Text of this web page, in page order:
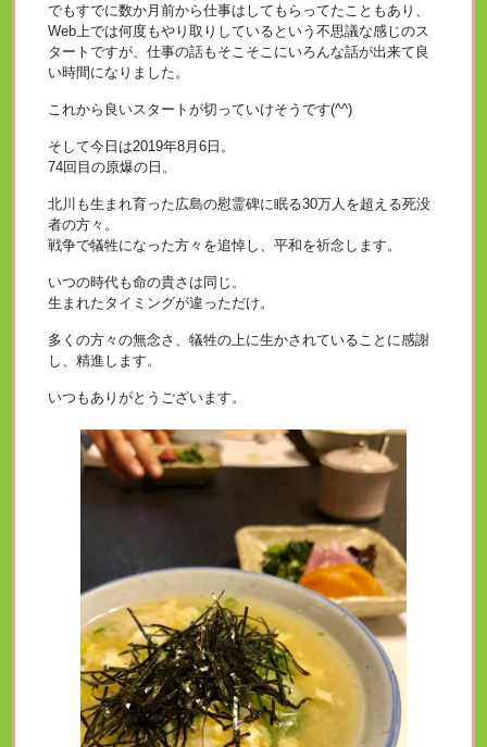
でもすでに数か月前から仕事はしてもらってたこともあり、
Web上では何度もやり取りしているという不思議な感じのス
タートですが、仕事の話もそこそこにいろんな話が出来て良
い時間になりました。
これから良いスタートが切っていけそうです(^^)
そして今日は2019年8月6日。
74回目の原爆の日。
北川も生まれ育った広島の慰霊碑に眠る30万人を超える死没
者の方々。
戦争で犠牲になった方々を追悼し、平和を祈念します。
いつの時代も命の貴さは同じ。
生まれたタイミングが違っただけ。
多くの方々の無念さ、犠牲の上に生かされていることに感謝
し、精進します。
いつもありがとうございます。